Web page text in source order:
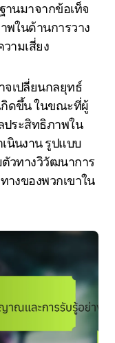
านมาจากข้อเท็จ
พในด้านการวาง
ามเสี่ยง
เปลี่ยนกลยุทธ์
ดขึ้น ในขณะที่ผู้
ประสิทธิภาพใน
นินงาน รูปแบบ
วทางวิวัฒนาการ
งของพวกเขาใน